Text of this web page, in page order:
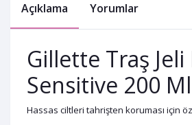
Açıklama Yorumlar
Gillette Traş Jeli
Sensitive 200 Ml
Hassas ciltleri tahrişten koruması için